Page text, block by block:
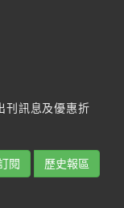
刊訊息及優惠折
閱 歷史報區